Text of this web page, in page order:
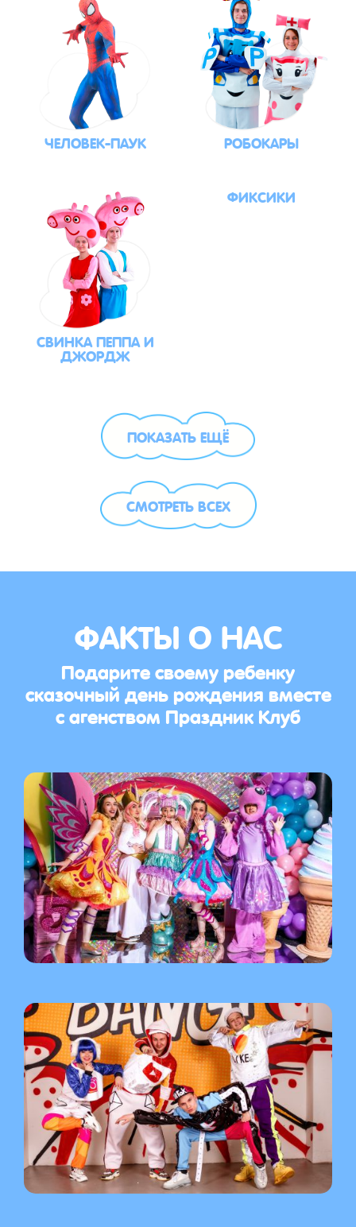
ЧЕЛОВЕК-ПАУК РОБОКАРЫ
СВИНКА ПЕППА И
ДЖОРДЖ
ФИКСИКИ
ПОКАЗАТЬ ЕЩЁ
СМОТРЕТЬ ВСЕХ
ФАКТЫ О НАС
Подарите своему ребенку
сказочный день рождения вместе
с агенством Праздник Клуб